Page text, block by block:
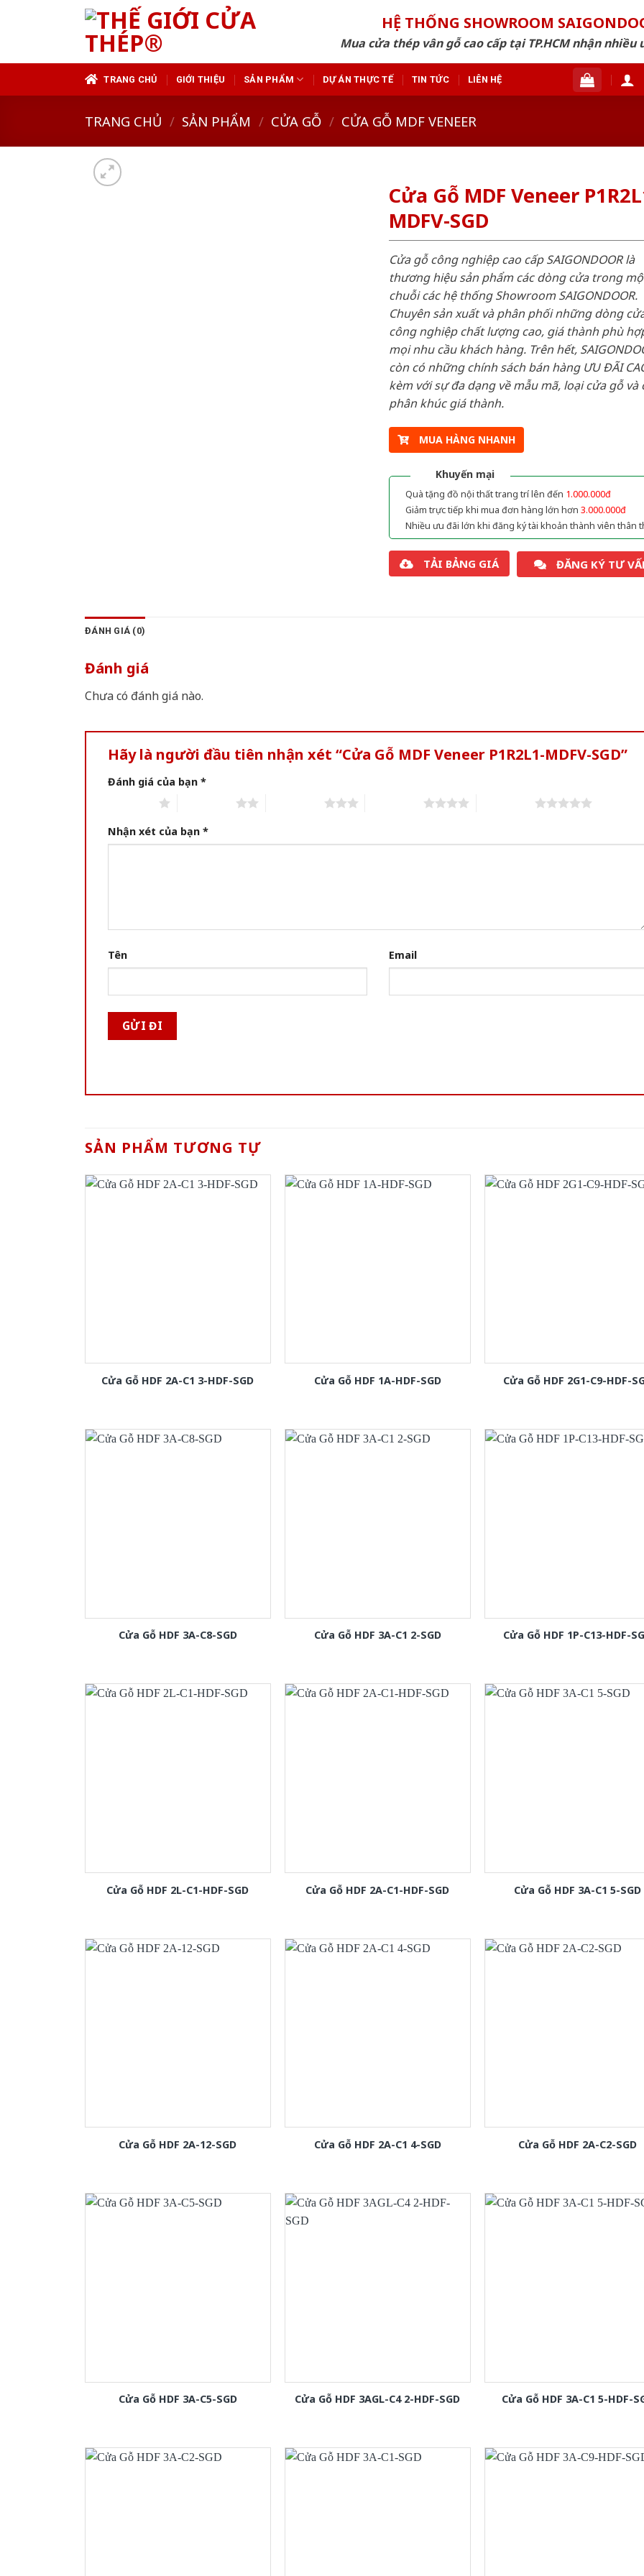
HỆ THỐNG SHOWROOM
Mua cửa thép vân gỗ cao cấp tại TP.HCM nhận nhiều
TRANG CHỦ GIỚI THIỆU SẢN PHẨM DỰ ÁN THỰC TẾ TIN TỨC LIÊN HỆ
TRANG CHỦ / SẢN PHẨM / CỬA GỖ / CỬA GỖ MDF VENEER
Cửa Gỗ MDF Veneer
MDFV-SGD
Cửa gỗ công nghiệp cao cấp SAIGONDOOR là
thương hiệu sản phẩm các dòng cửa trong
chuỗi các hệ thống Showroom SAIGONDOOR.
Chuyên sản xuất và phân phối những dòng
công nghiệp chất lượng cao, giá thành phù
mọi nhu cầu khách hàng. Trên hết,
còn có những chính sách bán hàng ƯU ĐÃI
kèm với sự đa dạng về mẫu mã, loại cửa gỗ và
phân khúc giá thành.
MUA HÀNG NHANH
Khuyến mại
Quà tặng đồ nội thất trang trí lên đến 1.000.000đ
Giảm trực tiếp khi mua đơn hàng lớn hơn 3.000.000đ
Nhiều ưu đãi lớn khi đăng ký tài khoản thành viên thân
TẢI BẢNG GIÁ ĐĂNG KÝ TƯ
ĐÁNH GIÁ (0)
Đánh giá
Chưa có đánh giá nào.
Hãy là người đầu tiên nhận xét “Cửa Gỗ MDF Veneer P1R2L1-MDFV-SGD”
Đánh giá của bạn *
Nhận xét của bạn *
Tên Email
SẢN PHẨM TƯƠNG TỰ
Cửa Gỗ HDF 2A-C1 3-HDF-SGD Cửa Gỗ HDF 1A-HDF-SGD Cửa Gỗ HDF 2G1-C9-HDF-
Cửa Gỗ HDF 3A-C8-SGD Cửa Gỗ HDF 3A-C1 2-SGD Cửa Gỗ HDF 1P-C13-HDF-
Cửa Gỗ HDF 2L-C1-HDF-SGD Cửa Gỗ HDF 2A-C1-HDF-SGD Cửa Gỗ HDF 3A-C1 5-SGD
Cửa Gỗ HDF 2A-12-SGD Cửa Gỗ HDF 2A-C1 4-SGD Cửa Gỗ HDF 2A-C2-SGD
Cửa Gỗ HDF 3A-C5-SGD Cửa Gỗ HDF 3AGL-C4 2-HDF-SGD Cửa Gỗ HDF 3A-C1 5-HDF-